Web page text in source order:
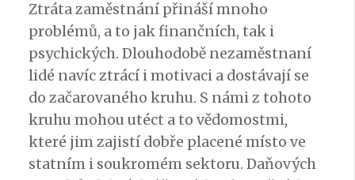
Ztráta zaměstnání přináší mnoho
problémů, a to jak finančních, tak i
psychických. Dlouhodobě nezaměstnaní
lidé navíc ztrácí i motivaci a dostávají se
do začarovaného kruhu. S námi z tohoto
kruhu mohou utéct a to vědomostmi,
které jim zajistí dobře placené místo ve
statním i soukromém sektoru. Daňových